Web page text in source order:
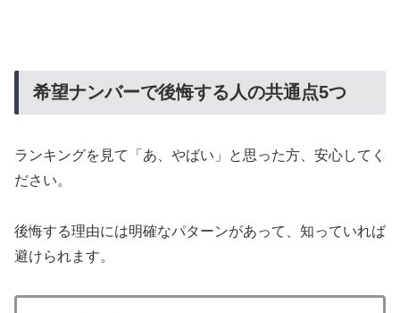
希望ナンバーで後悔する人の共通点5つ
ランキングを見て「あ、やばい」と思った方、安心してく
ださい。
後悔する理由には明確なパターンがあって、知っていれば
避けられます。